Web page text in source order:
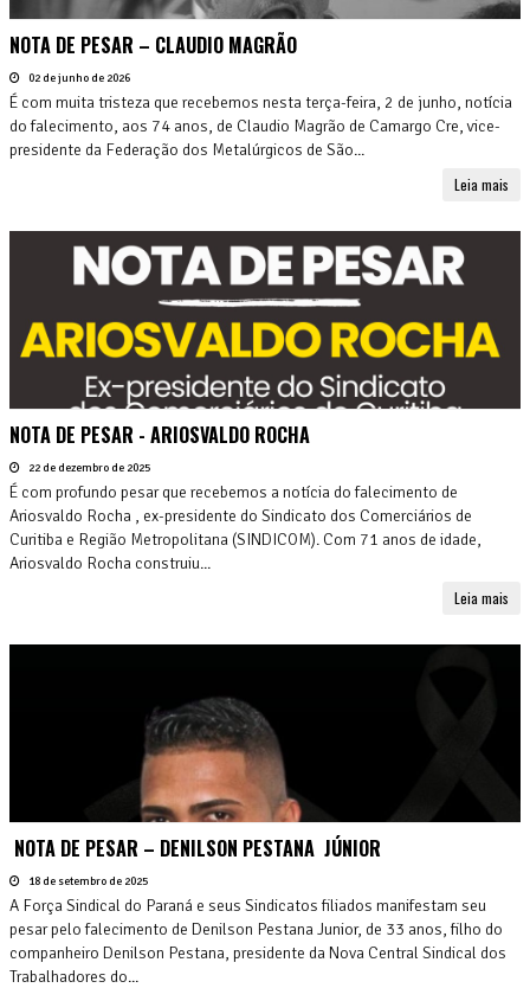
NOTA DE PESAR – CLAUDIO MAGRÃO
02 de junho de 2026
É com muita tristeza que recebemos nesta terça-feira, 2 de junho, notícia
do falecimento, aos 74 anos, de Claudio Magrão de Camargo Cre, vice-
presidente da Federação dos Metalúrgicos de São...
Leia mais
NOTA DE PESAR - ARIOSVALDO ROCHA
22 de dezembro de 2025
É com profundo pesar que recebemos a notícia do falecimento de
Ariosvaldo Rocha , ex-presidente do Sindicato dos Comerciários de
Curitiba e Região Metropolitana (SINDICOM). Com 71 anos de idade,
Ariosvaldo Rocha construiu...
Leia mais
NOTA DE PESAR – DENILSON PESTANA JÚNIOR
18 de setembro de 2025
A Força Sindical do Paraná e seus Sindicatos filiados manifestam seu
pesar pelo falecimento de Denilson Pestana Junior, de 33 anos, filho do
companheiro Denilson Pestana, presidente da Nova Central Sindical dos
Trabalhadores do...